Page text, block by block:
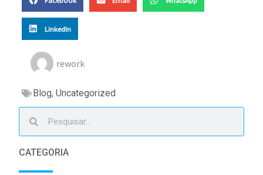
LinkedIn
rework
Blog,Uncategorized
CATEGORIA